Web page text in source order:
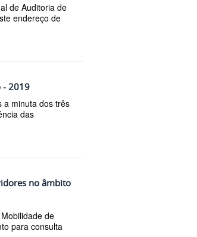
de Auditoria de
endereço de
- 2019
a minuta dos três
das
no âmbito
de
para consulta